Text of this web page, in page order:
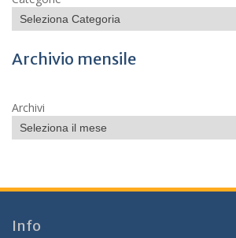
Archivio mensile
Archivi
Info